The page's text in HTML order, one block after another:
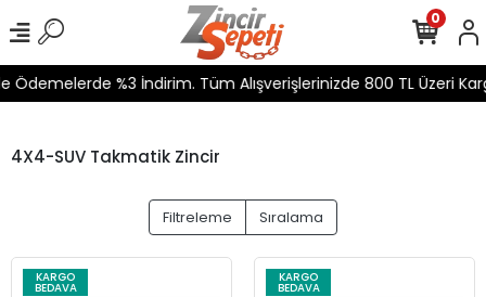
%3 İndirim. Tüm Alışverişlerinizde 800 TL Üzeri
0
4X4-SUV Takmatik Zincir
Filtreleme Sıralama
KARGO
BEDAVA
KARGO
BEDAVA